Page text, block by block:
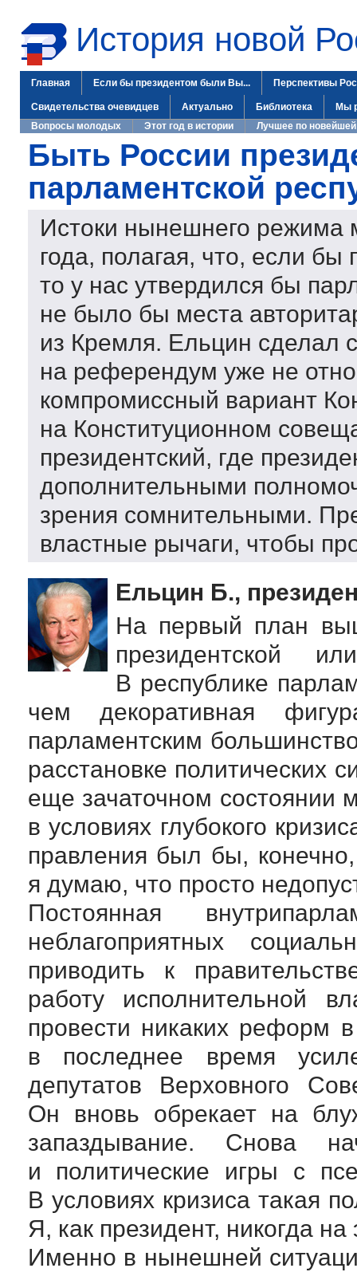
История новой
Главная Если бы президентом были Вы... Перспективы
Свидетельства очевидцев Актуально Библиотека
Мы
Вопросы молодых
Этот год в истории Лучшее по новейшей
Быть России
парламентской
Истоки нынешнего режима
года, полагая, что, если
то у нас утвердился бы
не было бы места
из Кремля. Ельцин сделал
на референдум уже не
компромиссный вариант
на Конституционном
президентский, где
дополнительными
зрения сомнительными.
властные рычаги, чтобы
Ельцин Б.,
На первый план
президентской
В республике
чем декоративная
парламентским
расстановке политических
еще зачаточном состоянии
в условиях глубокого
правления был бы,
я думаю, что просто
Постоянная
неблагоприятных
приводить к
работу исполнительной
провести никаких реформ
в последнее время
депутатов Верховного
Он вновь обрекает на
запаздывание. Снова
и политические игры с
В условиях кризиса такая
Я, как президент, никогда
Именно в нынешней